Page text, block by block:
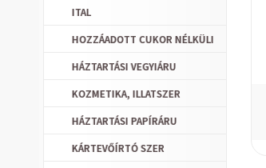
ITAL
HOZZÁADOTT CUKOR NÉLKÜLI
HÁZTARTÁSI VEGYIÁRU
KOZMETIKA, ILLATSZER
HÁZTARTÁSI PAPÍRÁRU
KÁRTEVŐÍRTÓ SZER